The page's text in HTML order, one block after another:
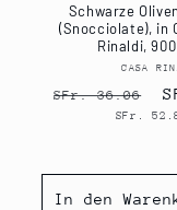
Schwarze
(Snocciolate), in
Rinaldi,
CASA
Normaler
SFr. 36.06
SFr.
In den